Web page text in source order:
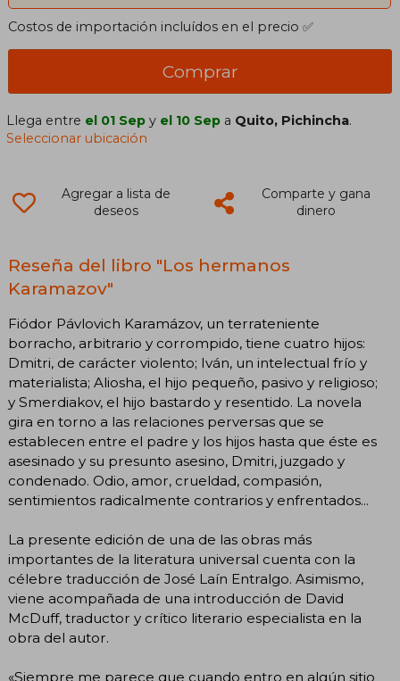
Costos de importación incluídos en el precio ✅
Comprar
Llega entre el 01 Sep y el 10 Sep a Quito, Pichincha.
Seleccionar ubicación
Agregar a lista de
deseos
Comparte y gana
dinero
Reseña del libro "Los hermanos
Karamazov"
Fiódor Pávlovich Karamázov, un terrateniente
borracho, arbitrario y corrompido, tiene cuatro hijos:
Dmitri, de carácter violento; Iván, un intelectual frío y
materialista; Aliosha, el hijo pequeño, pasivo y religioso;
y Smerdiakov, el hijo bastardo y resentido. La novela
gira en torno a las relaciones perversas que se
establecen entre el padre y los hijos hasta que éste es
asesinado y su presunto asesino, Dmitri, juzgado y
condenado. Odio, amor, crueldad, compasión,
sentimientos radicalmente contrarios y enfrentados...
La presente edición de una de las obras más
importantes de la literatura universal cuenta con la
célebre traducción de José Laín Entralgo. Asimismo,
viene acompañada de una introducción de David
McDuff, traductor y crítico literario especialista en la
obra del autor.
«Siempre me parece que cuando entro en algún sitio